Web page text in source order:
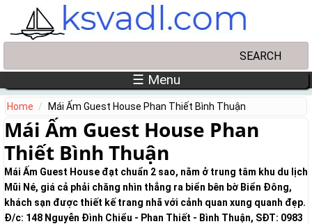
Skip to main content
☰ Menu
Home Mái Ấm Guest House Phan Thiết Bình Thuận
Mái Ấm Guest House Phan
Thiết Bình Thuận
Mái Ấm Guest House đạt chuẩn 2 sao, nằm ở trung tâm khu du lịch
Mũi Né, giá cả phải chăng nhìn thẳng ra biển bên bờ Biển Đông,
khách sạn được thiết kế trang nhã với cảnh quan xung quanh đẹp.
Đ/c: 148 Nguyễn Đình Chiểu - Phan Thiết - Bình Thuận, SĐT: 0983